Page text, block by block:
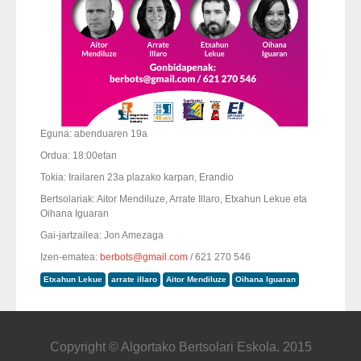
Eguna: abenduaren 19a
Ordua: 18:00etan
Tokia: Irailaren 23a plazako karpan, Erandio
Bertsolariak: Aitor Mendiluze, Arrate Illaro, Etxahun Lekue eta
Oihana Iguaran
Gai-jartzailea: Jon Amezaga
Izen-ematea: berbots@gmail.com / 621 270 546
Etxahun Lekue arrate illaro Aitor Mendiluze Oihana Iguaran
Copyright © Algortako Bertsolari Eskola. 2015